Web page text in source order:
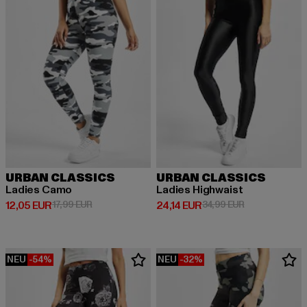
URBAN CLASSICS
Ladies Camo
12,05 EUR
Derzeitiger Preis: 12,05 EUR
17,99 EURAktionspreis: 17,99 EUR
URBAN CLASSICS
Ladies Highwaist
24,14 EUR
Derzeitiger Preis: 24,14 EUR
34,99 EURAktionspreis:
NEU -54% NEU -32%